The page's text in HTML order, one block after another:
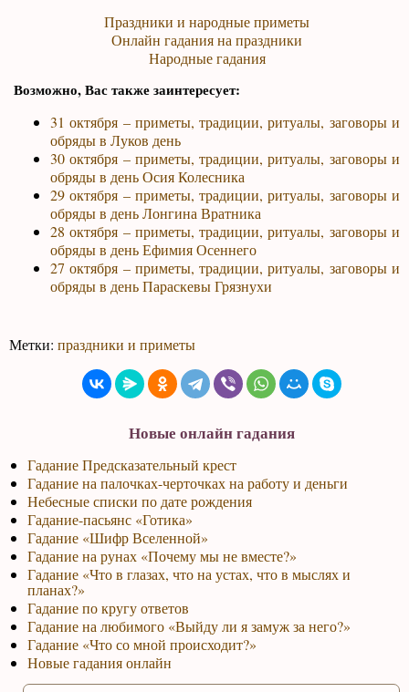
Праздники и народные приметы
Онлайн гадания на праздники
Народные гадания
Возможно, Вас также заинтересует:
31 октября – приметы, традиции, ритуалы, заговоры и
обряды в Луков день
30 октября – приметы, традиции, ритуалы, заговоры и
обряды в день Осия Колесника
29 октября – приметы, традиции, ритуалы, заговоры и
обряды в день Лонгина Вратника
28 октября – приметы, традиции, ритуалы, заговоры и
обряды в день Ефимия Осеннего
27 октября – приметы, традиции, ритуалы, заговоры и
обряды в день Параскевы Грязнухи
Метки:праздники и приметы
Новые онлайн гадания
Гадание Предсказательный крест
Гадание на палочках-черточках на работу и деньги
Небесные списки по дате рождения
Гадание-пасьянс «Готика»
Гадание «Шифр Вселенной»
Гадание на рунах «Почему мы не вместе?»
Гадание «Что в глазах, что на устах, что в мыслях и
планах?»
Гадание по кругу ответов
Гадание на любимого «Выйду ли я замуж за него?»
Гадание «Что со мной происходит?»
Новые гадания онлайн